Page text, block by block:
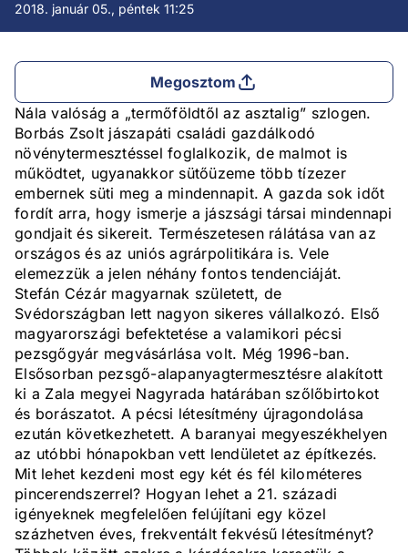
2018. január 05., péntek 11:25
Megosztom
Nála valóság a „termőföldtől az asztalig” szlogen.
Borbás Zsolt jászapáti családi gazdálkodó
növénytermesztéssel foglalkozik, de malmot is
működtet, ugyanakkor sütőüzeme több tízezer
embernek süti meg a mindennapit. A gazda sok időt
fordít arra, hogy ismerje a jászsági társai mindennapi
gondjait és sikereit. Természetesen rálátása van az
országos és az uniós agrárpolitikára is. Vele
elemezzük a jelen néhány fontos tendenciáját.
Stefán Cézár magyarnak született, de
Svédországban lett nagyon sikeres vállalkozó. Első
magyarországi befektetése a valamikori pécsi
pezsgőgyár megvásárlása volt. Még 1996-ban.
Elsősorban pezsgő-alapanyagtermesztésre alakított
ki a Zala megyei Nagyrada határában szőlőbirtokot
és borászatot. A pécsi létesítmény újragondolása
ezután következhetett. A baranyai megyeszékhelyen
az utóbbi hónapokban vett lendületet az építkezés.
Mit lehet kezdeni most egy két és fél kilométeres
pincerendszerrel? Hogyan lehet a 21. századi
igényeknek megfelelően felújítani egy közel
százhetven éves, frekventált fekvésű létesítményt?